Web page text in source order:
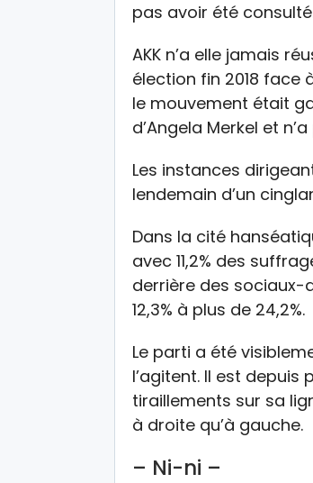
pas avoir été
AKK n’a elle jamais
élection fin 2018 face
le mouvement était
d’Angela Merkel et
Les instances
lendemain d’un
Dans la cité
avec 11,2% des
derrière des sociaux-
12,3% à plus de 24,2%.
Le parti a été
l’agitent. Il est
tiraillements sur sa
à droite qu’à gauche.
– Ni-ni –